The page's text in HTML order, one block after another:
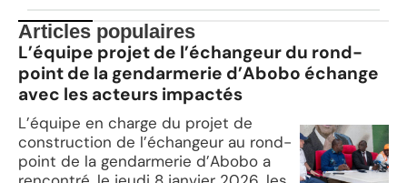
Articles populaires
L’équipe projet de l’échangeur du rond-
point de la gendarmerie d’Abobo échange
avec les acteurs impactés
L’équipe en charge du projet de
construction de l’échangeur au rond-
point de la gendarmerie d’Abobo a